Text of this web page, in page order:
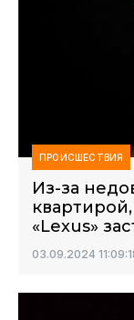
ПРОИСШЕСТВИЯ
Из-за
«Lexus»
03.09.2024